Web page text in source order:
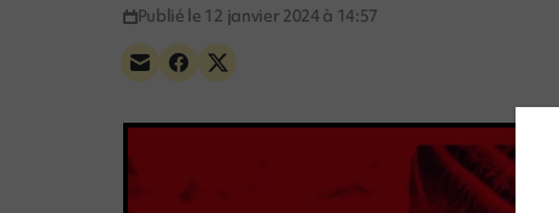
Publié le 12 janvier 2024 à 14:57